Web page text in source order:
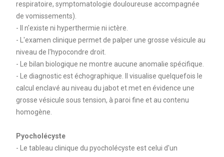
respiratoire, symptomatologie douloureuse accompagnée
de vomissements).
- Il n'existe ni hyperthermie ni ictère.
- L'examen clinique permet de palper une grosse vésicule au
niveau de l'hypocondre droit.
- Le bilan biologique ne montre aucune anomalie spécifique.
- Le diagnostic est échographique. Il visualise quelquefois le
calcul enclavé au niveau du jabot et met en évidence une
grosse vésicule sous tension, à paroi fine et au contenu
homogène.
Pyocholécyste
- Le tableau clinique du pyocholécyste est celui d'un